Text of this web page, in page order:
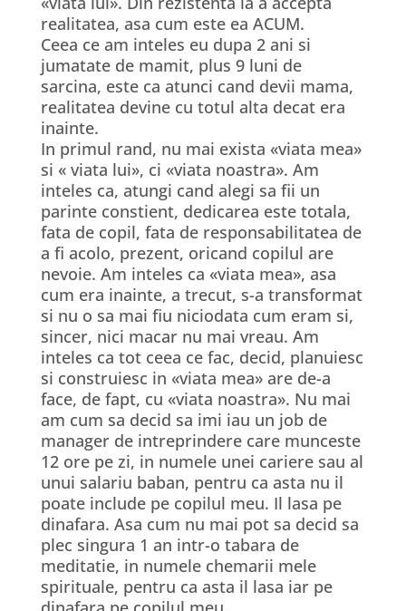
realitatea, asa cum este ea ACUM.
Ceea ce am inteles eu dupa 2 ani si
jumatate de mamit, plus 9 luni de
sarcina, este ca atunci cand devii mama,
realitatea devine cu totul alta decat era
inainte.
In primul rand, nu mai exista «viata mea»
si « viata lui», ci «viata noastra». Am
inteles ca, atungi cand alegi sa fii un
parinte constient, dedicarea este totala,
fata de copil, fata de responsabilitatea de
a fi acolo, prezent, oricand copilul are
nevoie. Am inteles ca «viata mea», asa
cum era inainte, a trecut, s-a transformat
si nu o sa mai fiu niciodata cum eram si,
sincer, nici macar nu mai vreau. Am
inteles ca tot ceea ce fac, decid, planuiesc
si construiesc in «viata mea» are de-a
face, de fapt, cu «viata noastra». Nu mai
am cum sa decid sa imi iau un job de
manager de intreprindere care munceste
12 ore pe zi, in numele unei cariere sau al
unui salariu baban, pentru ca asta nu il
poate include pe copilul meu. Il lasa pe
dinafara. Asa cum nu mai pot sa decid sa
plec singura 1 an intr-o tabara de
meditatie, in numele chemarii mele
spirituale, pentru ca asta il lasa iar pe